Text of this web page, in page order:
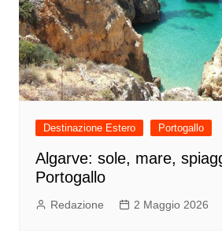
Destinazione Estero Portogallo
Algarve: sole, mare,
Portogallo
Redazione 2 Maggio 2026